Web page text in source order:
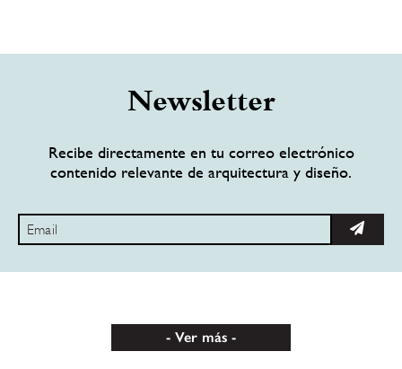
Newsletter
Recibe directamente en tu correo electrónico
contenido relevante de arquitectura y diseño.
Ver más